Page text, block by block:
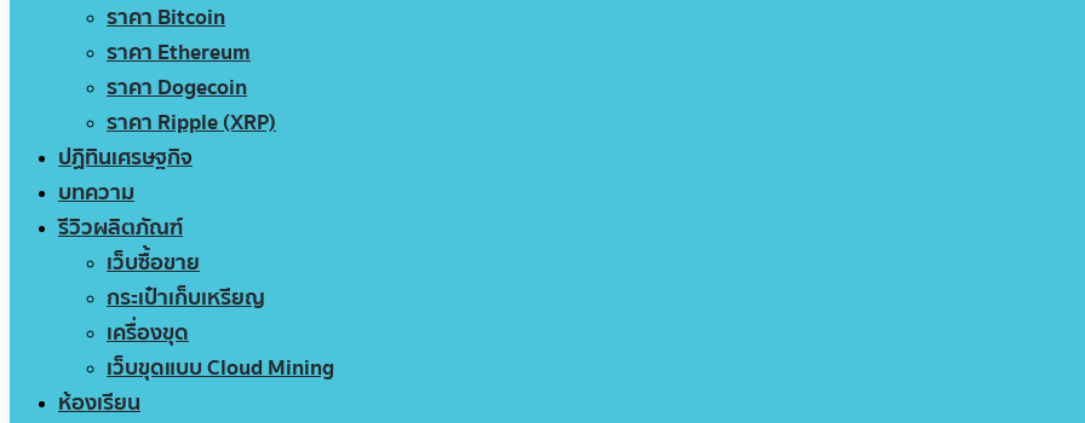
ราคา Bitcoin
ราคา Ethereum
ราคา Dogecoin
ราคา Ripple (XRP)
ปฏิทินเศรษฐกิจ
บทความ
รีวิวผลิตภัณฑ์
เว็บซื้อขาย
กระเป๋าเก็บเหรียญ
เครื่องขุด
เว็บขุดแบบ Cloud Mining
ห้องเรียน